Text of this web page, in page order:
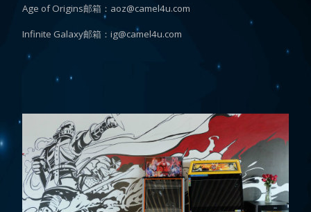
Age of Origins邮箱：aoz@camel4u.com
Infinite Galaxy邮箱：ig@camel4u.com